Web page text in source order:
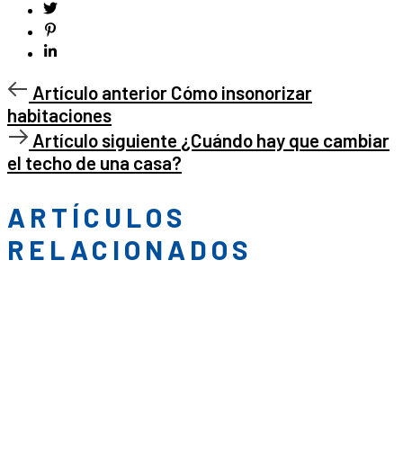
Artículo
anterior
Artículo anterior Cómo insonorizar
habitaciones
Artículo
siguiente
Artículo siguiente ¿Cuándo hay que cambiar
el techo de una casa?
ARTÍCULOS
RELACIONADOS